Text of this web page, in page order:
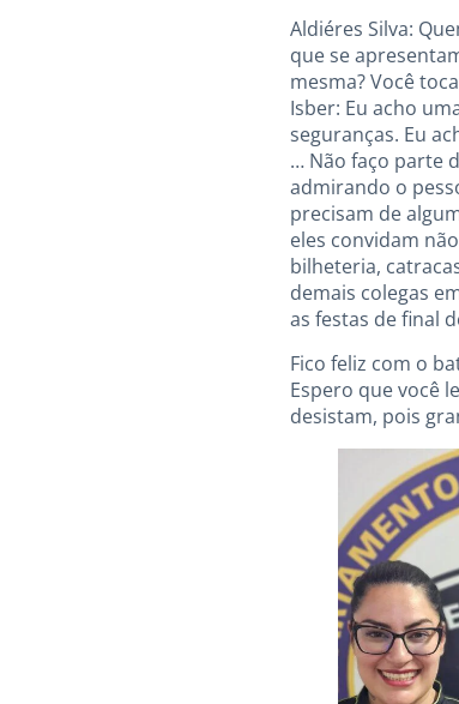
Aldiéres Silva:
que se
mesma? Você
Isber: Eu acho
seguranças. Eu
… Não faço parte
admirando o
precisam de
eles convidam
bilheteria,
demais colegas
as festas de final
Fico feliz com o
Espero que você
desistam, pois